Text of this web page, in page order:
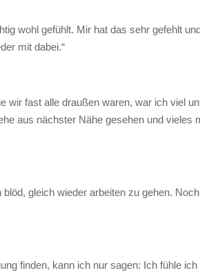
wohl gefühlt. Mir hat das sehr gefehlt
mit dabei.“
wir fast alle draußen waren, war ich viel
aus nächster Nähe gesehen und vieles
gleich wieder arbeiten zu gehen.
finden, kann ich nur sagen: Ich fühle